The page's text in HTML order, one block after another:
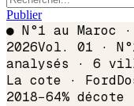
Publier
● N°1 au Maroc
2026Vol. 01 ·
analysés · 6
La cote · Ford
2018−64% décote